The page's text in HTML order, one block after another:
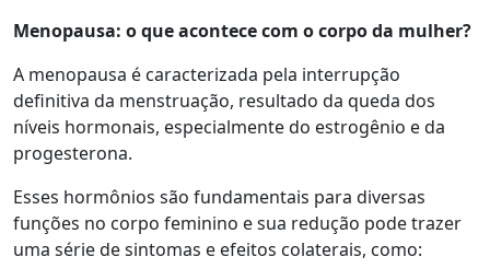
Menopausa: o que acontece com o corpo da mulher?
A menopausa é caracterizada pela interrupção
definitiva da menstruação, resultado da queda dos
níveis hormonais, especialmente do estrogênio e da
progesterona.
Esses hormônios são fundamentais para diversas
funções no corpo feminino e sua redução pode trazer
uma série de sintomas e efeitos colaterais, como: